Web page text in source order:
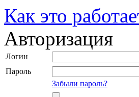
Как это
Авторизация
Логин
Пароль
Забыли пароль?